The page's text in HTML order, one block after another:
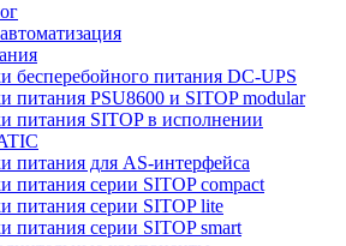
бесперебойного питания DC-UPS
питания PSU8600 и SITOP modular
питания SITOP в исполнении
питания для AS-интерфейса
питания серии SITOP compact
питания серии SITOP lite
питания серии SITOP smart